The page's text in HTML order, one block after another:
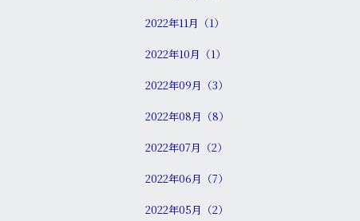
2022年11月（1）
2022年10月（1）
2022年09月（3）
2022年08月（8）
2022年07月（2）
2022年06月（7）
2022年05月（2）